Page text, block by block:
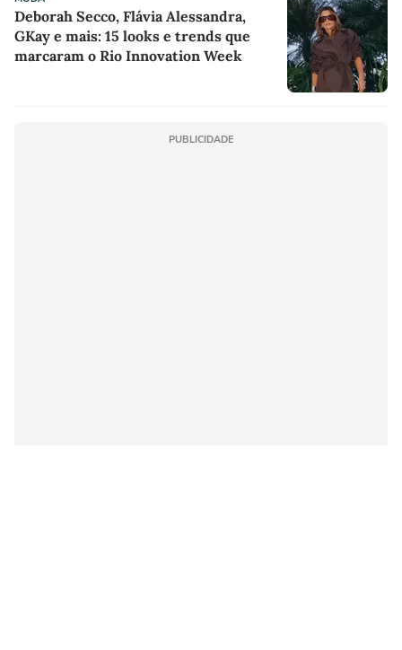
Deborah Secco, Flávia Alessandra,
GKay e mais: 15 looks e trends que
marcaram o Rio Innovation Week
PUBLICIDADE